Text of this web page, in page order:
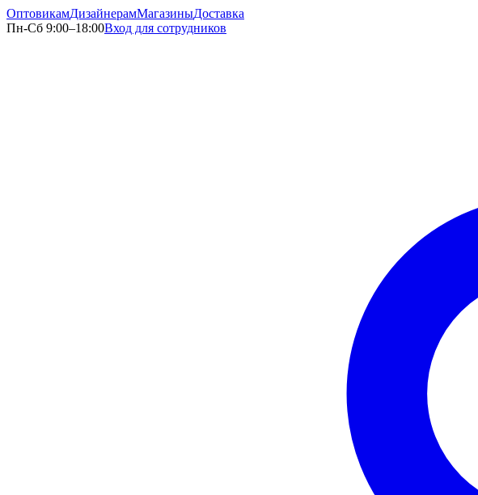
ОптовикамДизайнерамМагазиныДоставка
Пн-Сб 9:00–18:00Вход для сотрудников